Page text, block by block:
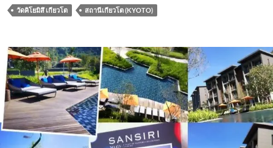
e
b
o
o
k
itt
er
ail at
s
A
p
p
e ar
e
วัดคิโยมิสึ เกียวโต สถานีเกียวโต (KYOTO)